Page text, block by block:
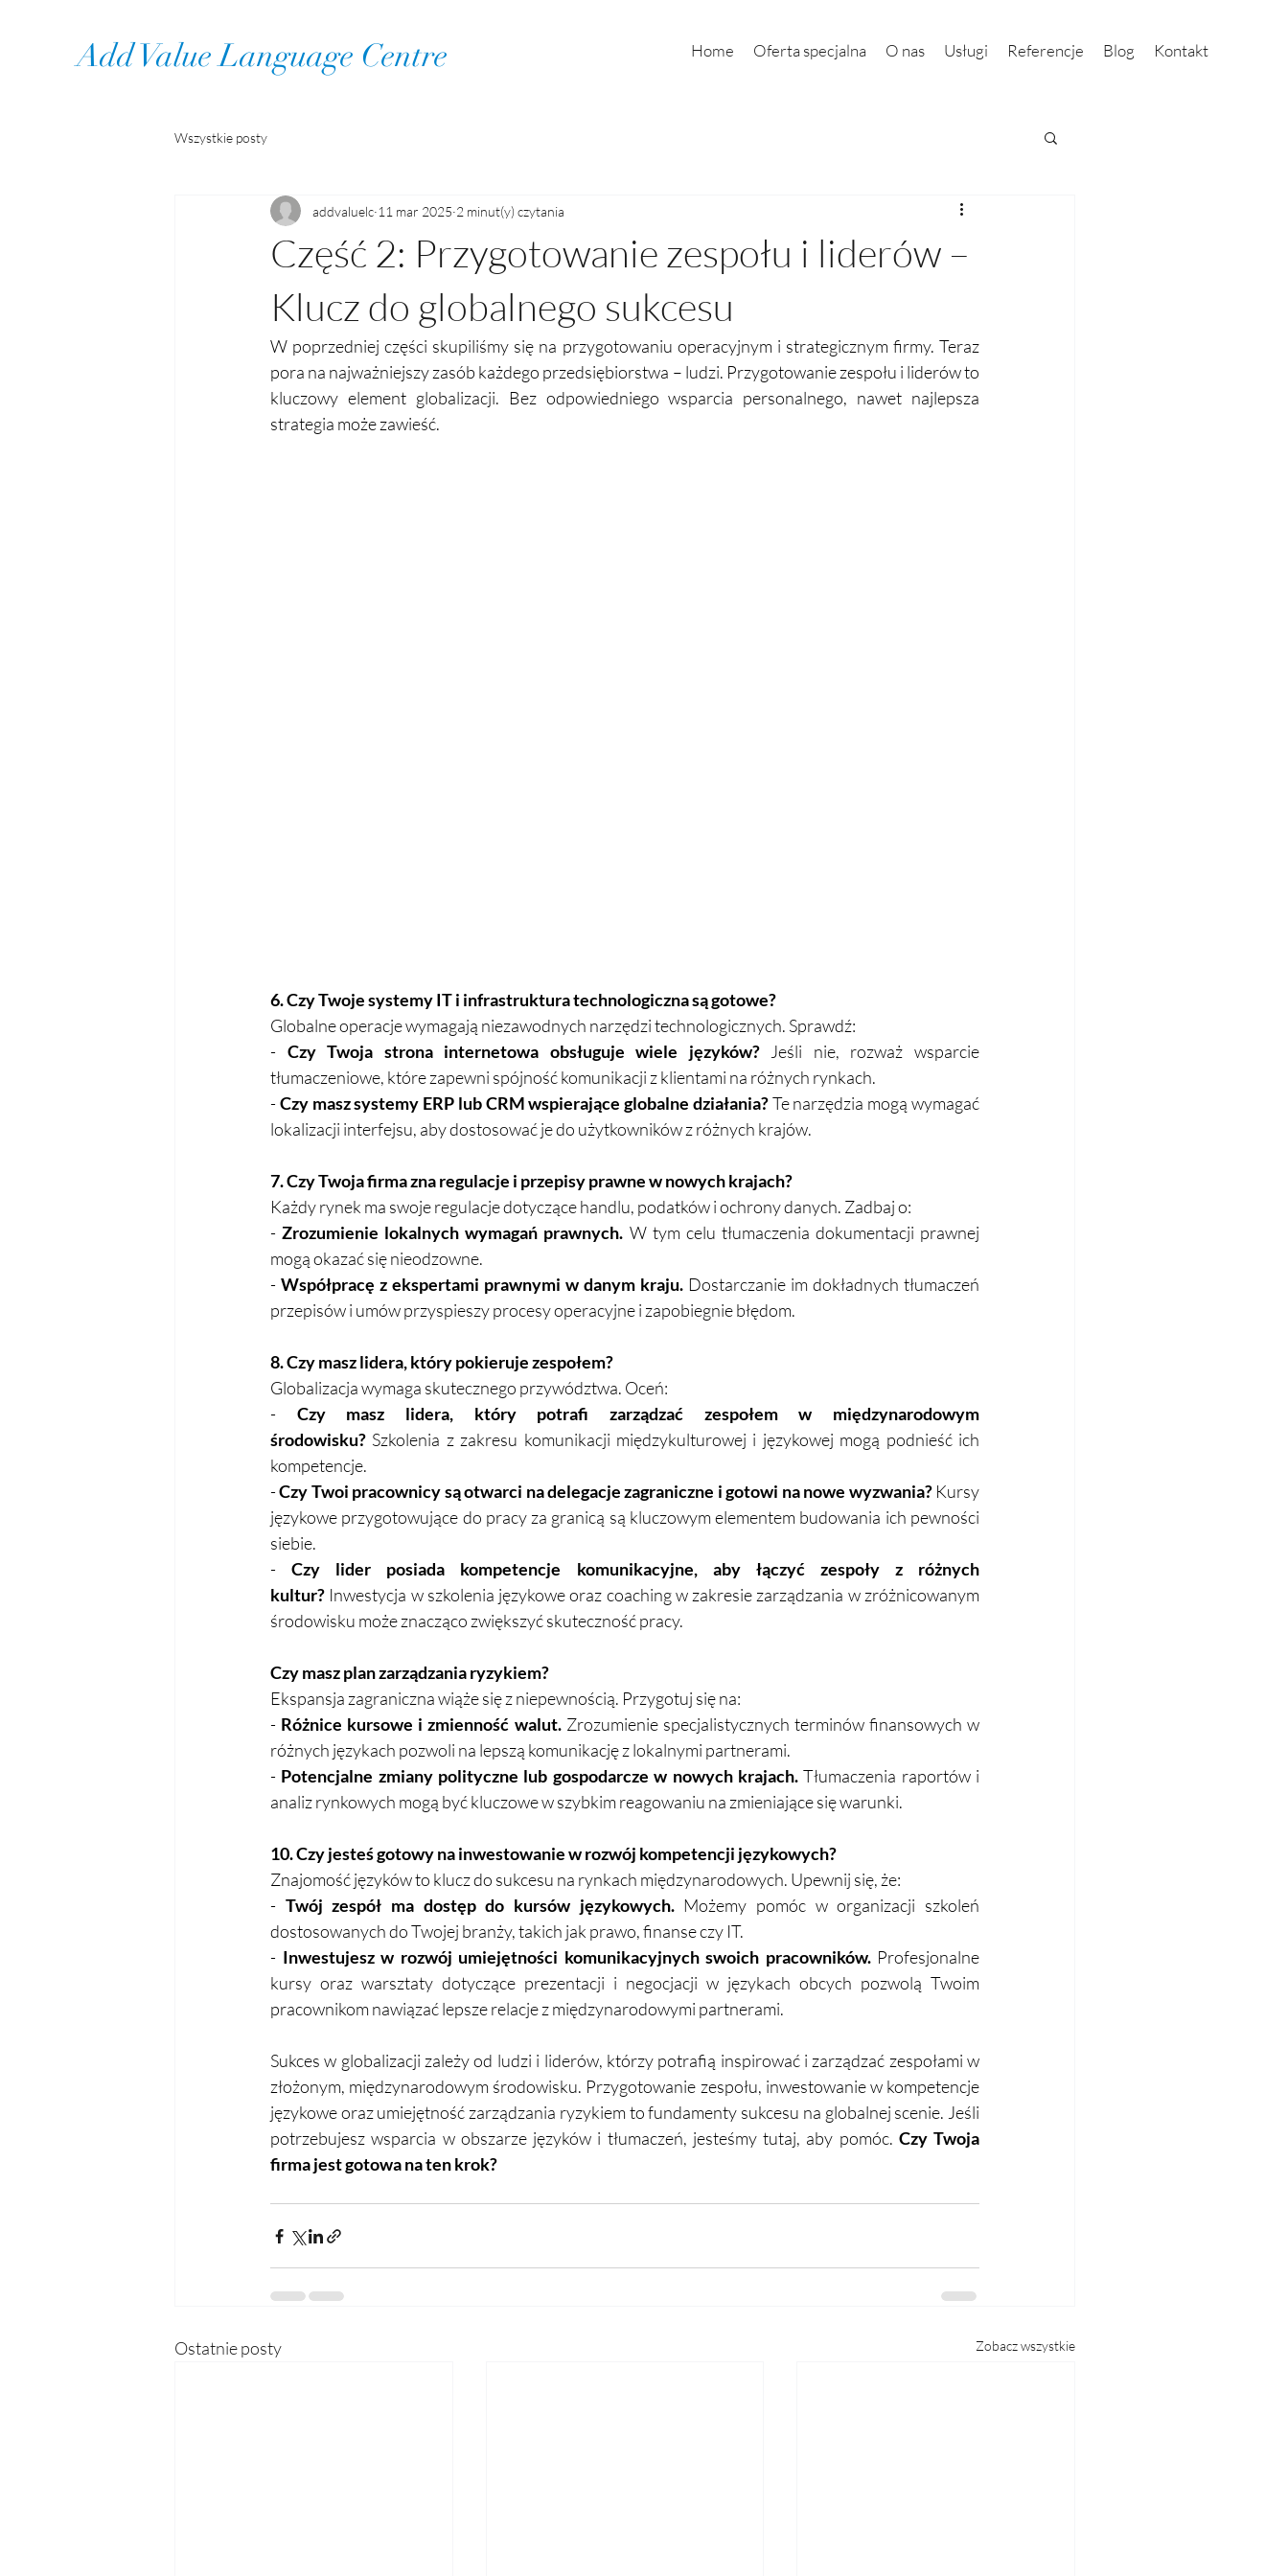
Add Value Language Centre Home Oferta specjalna O nas Usługi Referencje Blog Kontakt
Wszystkie posty
Część 2: Przygotowanie zespołu i liderów –
Klucz do globalnego sukcesu
addvaluelc 11 mar 2025 2 minut(y) czytania
W poprzedniej części skupiliśmy się na przygotowaniu operacyjnym i strategicznym firmy. Teraz
pora na najważniejszy zasób każdego przedsiębiorstwa – ludzi. Przygotowanie zespołu i liderów to
kluczowy element globalizacji. Bez odpowiedniego wsparcia personalnego, nawet najlepsza
strategia może zawieść.
6. Czy Twoje systemy IT i infrastruktura technologiczna są gotowe?
Globalne operacje wymagają niezawodnych narzędzi technologicznych. Sprawdź:
- Czy Twoja strona internetowa obsługuje wiele języków? Jeśli nie, rozważ wsparcie
tłumaczeniowe, które zapewni spójność komunikacji z klientami na różnych rynkach.
- Czy masz systemy ERP lub CRM wspierające globalne działania? Te narzędzia mogą wymagać
lokalizacji interfejsu, aby dostosować je do użytkowników z różnych krajów.
7. Czy Twoja firma zna regulacje i przepisy prawne w nowych krajach?
Każdy rynek ma swoje regulacje dotyczące handlu, podatków i ochrony danych. Zadbaj o:
- Zrozumienie lokalnych wymagań prawnych. W tym celu tłumaczenia dokumentacji prawnej
mogą okazać się nieodzowne.
- Współpracę z ekspertami prawnymi w danym kraju. Dostarczanie im dokładnych tłumaczeń
przepisów i umów przyspieszy procesy operacyjne i zapobiegnie błędom.
8. Czy masz lidera, który pokieruje zespołem?
Globalizacja wymaga skutecznego przywództwa. Oceń:
- Czy masz lidera, który potrafi zarządzać zespołem w międzynarodowym
środowisku? Szkolenia z zakresu komunikacji międzykulturowej i językowej mogą podnieść ich
kompetencje.
- Czy Twoi pracownicy są otwarci na delegacje zagraniczne i gotowi na nowe wyzwania? Kursy
językowe przygotowujące do pracy za granicą są kluczowym elementem budowania ich pewności
siebie.
- Czy lider posiada kompetencje komunikacyjne, aby łączyć zespoły z różnych
kultur? Inwestycja w szkolenia językowe oraz coaching w zakresie zarządzania w zróżnicowanym
środowisku może znacząco zwiększyć skuteczność pracy.
Czy masz plan zarządzania ryzykiem?
Ekspansja zagraniczna wiąże się z niepewnością. Przygotuj się na:
- Różnice kursowe i zmienność walut. Zrozumienie specjalistycznych terminów finansowych w
różnych językach pozwoli na lepszą komunikację z lokalnymi partnerami.
- Potencjalne zmiany polityczne lub gospodarcze w nowych krajach. Tłumaczenia raportów i
analiz rynkowych mogą być kluczowe w szybkim reagowaniu na zmieniające się warunki.
10. Czy jesteś gotowy na inwestowanie w rozwój kompetencji językowych?
Znajomość języków to klucz do sukcesu na rynkach międzynarodowych. Upewnij się, że:
- Twój zespół ma dostęp do kursów językowych. Możemy pomóc w organizacji szkoleń
dostosowanych do Twojej branży, takich jak prawo, finanse czy IT.
- Inwestujesz w rozwój umiejętności komunikacyjnych swoich pracowników. Profesjonalne
kursy oraz warsztaty dotyczące prezentacji i negocjacji w językach obcych pozwolą Twoim
pracownikom nawiązać lepsze relacje z międzynarodowymi partnerami.
Sukces w globalizacji zależy od ludzi i liderów, którzy potrafią inspirować i zarządzać zespołami w
złożonym, międzynarodowym środowisku. Przygotowanie zespołu, inwestowanie w kompetencje
językowe oraz umiejętność zarządzania ryzykiem to fundamenty sukcesu na globalnej scenie. Jeśli
potrzebujesz wsparcia w obszarze języków i tłumaczeń, jesteśmy tutaj, aby pomóc. Czy Twoja
firma jest gotowa na ten krok?
Ostatnie posty Zobacz wszystkie